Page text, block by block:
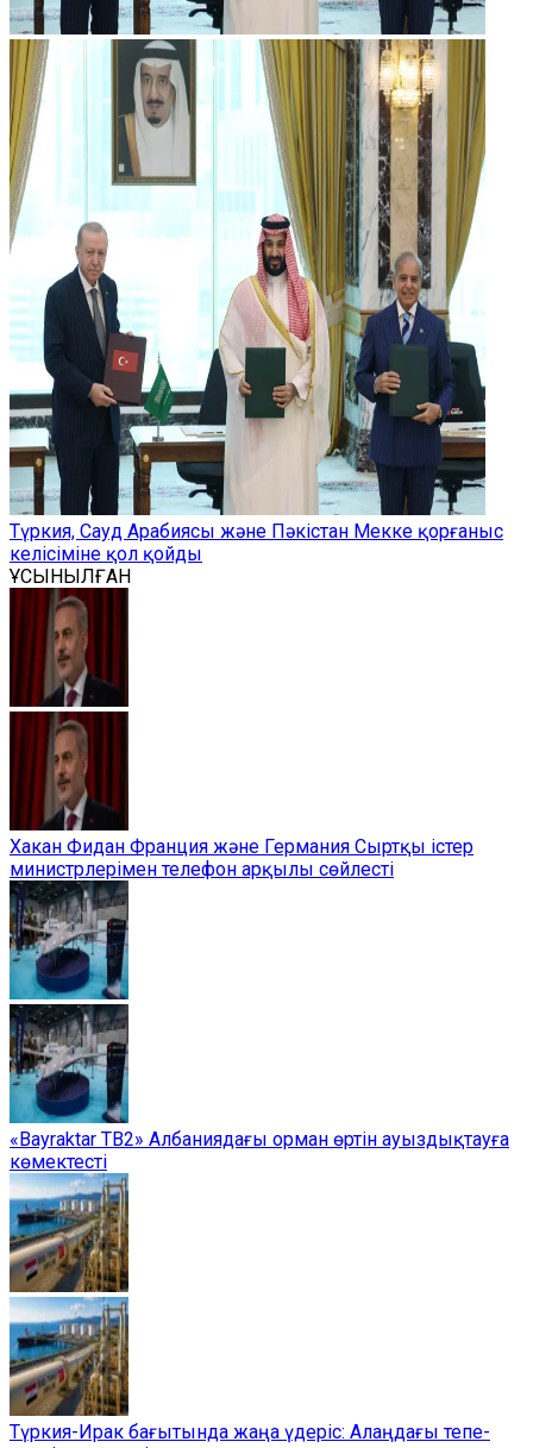
Түркия, Сауд Арабиясы және Пәкістан Мекке қорғаныс
келісіміне қол қойды
ҰСЫНЫЛҒАН
Хакан Фидан Франция және Германия Сыртқы істер
министрлерімен телефон арқылы сөйлесті
«Bayraktar TB2» Албаниядағы орман өртін ауыздықтауға
көмектесті
Түркия-Ирак бағытында жаңа үдеріс: Алаңдағы тепе-